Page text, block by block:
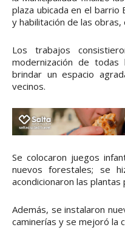
plaza ubicada en el barrio
y habilitación de las
Los trabajos
modernización de
brindar un espacio
vecinos.
Se colocaron juegos
nuevos forestales; se
acondicionaron las
Además, se instalaron
caminerías y se mejoró la